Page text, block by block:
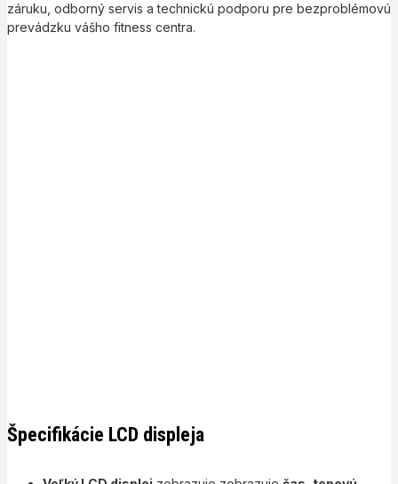
záruku, odborný servis a technickú podporu pre bezproblémovú
prevádzku vášho fitness centra.
Špecifikácie LCD displeja